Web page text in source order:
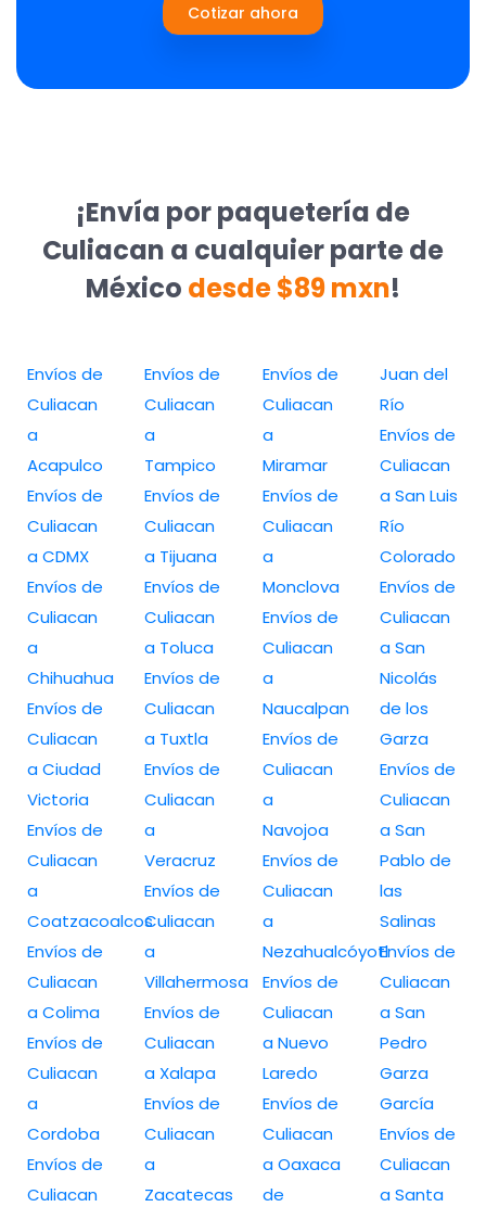
Cotizar ahora
¡Envía por paquetería de
Culiacan a cualquier parte de
México desde $89 mxn!
Envíos de
Culiacan
a
Acapulco
Envíos de
Culiacan
a CDMX
Envíos de
Culiacan
a
Chihuahua
Envíos de
Culiacan
a Ciudad
Victoria
Envíos de
Culiacan
a
Coatzacoalcos
Envíos de
Culiacan
a Colima
Envíos de
Culiacan
a
Cordoba
Envíos de
Culiacan
Envíos de
Culiacan
a
Tampico
Envíos de
Culiacan
a Tijuana
Envíos de
Culiacan
a Toluca
Envíos de
Culiacan
a Tuxtla
Envíos de
Culiacan
a
Veracruz
Envíos de
Culiacan
a
Villahermosa
Envíos de
Culiacan
a Xalapa
Envíos de
Culiacan
a
Zacatecas
Envíos de
Culiacan
a
Miramar
Envíos de
Culiacan
a
Monclova
Envíos de
Culiacan
a
Naucalpan
Envíos de
Culiacan
a
Navojoa
Envíos de
Culiacan
a
Nezahualcóyotl
Envíos de
Culiacan
a Nuevo
Laredo
Envíos de
Culiacan
a Oaxaca
de
Juan del
Río
Envíos de
Culiacan
a San Luis
Río
Colorado
Envíos de
Culiacan
a San
Nicolás
de los
Garza
Envíos de
Culiacan
a San
Pablo de
las
Salinas
Envíos de
Culiacan
a San
Pedro
Garza
García
Envíos de
Culiacan
a Santa